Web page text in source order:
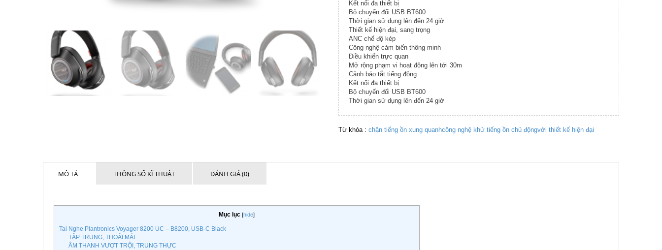
Kết nối đa thiết bị
Bộ chuyển đổi USB BT600
Thời gian sử dụng lên đến 24 giờ
Thiết kế hiện đại, sang trọng
ANC chế độ kép
Công nghệ cảm biến thông minh
Điều khiển trực quan
Mở rộng phạm vi hoạt động lên tới 30m
Cảnh báo tắt tiếng động
Kết nối đa thiết bị
Bộ chuyển đổi USB BT600
Thời gian sử dụng lên đến 24 giờ
Từ khóa : chặn tiếng ồn xung quanhcông nghệ khử tiếng ồn chủ độngvới thiết kế hiện đại
MÔ TẢ THÔNG SỐ KĨ THUẬT ĐÁNH GIÁ (0)
Mục lục [hide]
Tai Nghe Plantronics Voyager 8200 UC – B8200, USB-C Black
TẬP TRUNG, THOẢI MÁI
ÂM THANH VƯỢT TRỘI, TRUNG THỰC